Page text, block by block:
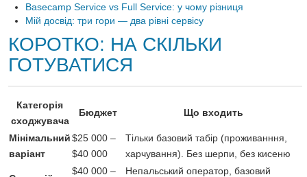
Basecamp Service vs Full Service: у чому різниця
Мій досвід: три гори — два рівні сервісу
КОРОТКО: НА СКІЛЬКИ
ГОТУВАТИСЯ
Категорія
сходжувача
Бюджет Що входить
Мінімальний
варіант
$25 000 –
$40 000
Тільки базовий табір (проживанння,
харчування). Без шерпи, без кисеню
$40 000 –
Непальський оператор, базовий